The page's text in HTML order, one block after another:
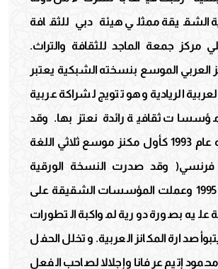
الشقيقة ممثلي هيئة دبي للثقافة
مركز جمعة الماجد للثقافة والتراث.
العربي الموسع بنسخته الشبكية يعتبر
الريادية وهو تتويج لشراكة عربية
ثقافية رائدة نعتز بها. وقد
بوشر العمل به عام 1993 كأول مكنز موسع ثلاثي اللغة
فرنسي( وقد صدرت النسخة الورقية
الأولى منه عام 1995 وعملت المؤسسات الشقيقة على
عليه بصورة دورية لمواكبة التطورات
صدارة المكانز العربية. وتخلل الحفل
محمود إتيم عرفانا وإجلالا لصاحب الفعل